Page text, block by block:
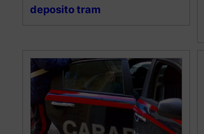
deposito tram